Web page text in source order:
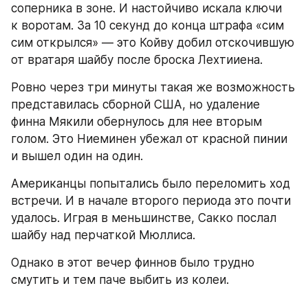
соперника в зоне. И настойчиво искала ключи
к воротам. За 10 секунд до конца штрафа «сим
сим открылся» — это Койву добил отскочившую
от вратаря шайбу после броска Лехтииена.
Ровно через три минуты такая же возможность
представилась сборной США, но удаление
финна Мякили обернулось для нее вторым
голом. Это Ниеминен убежал от красной пинии
и вышел один на один.
Американцы попытались было переломить ход
встречи. И в начале второго периода это почти
удалось. Играя в меньшинстве, Сакко послал
шайбу над перчаткой Мюллиса.
Однако в этот вечер финнов было трудно
смутить и тем паче выбить из колеи.